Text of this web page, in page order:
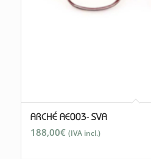
ARCHÉ AE003- SVA
188,00€ (IVA incl.)